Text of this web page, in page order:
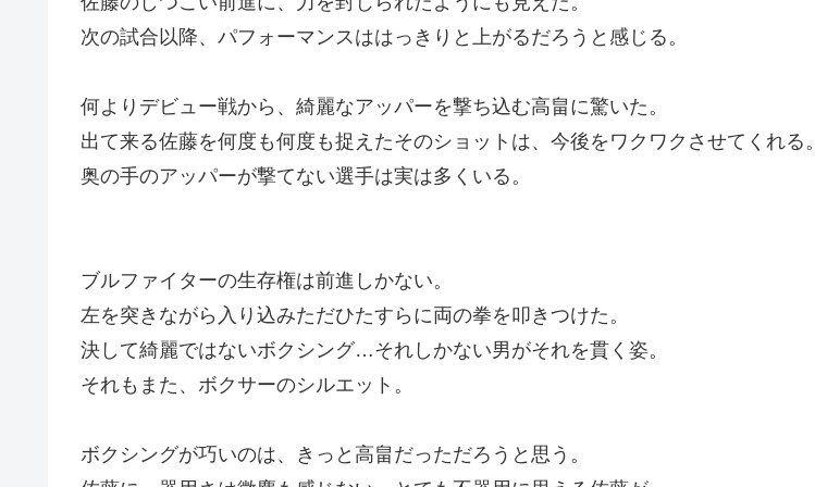
次の試合以降、パフォーマンスははっきりと上がるだろうと感じる。
何よりデビュー戦から、綺麗なアッパーを撃ち込む高畠に驚いた。
出て来る佐藤を何度も何度も捉えたそのショットは、今後をワクワクさせてくれる。
奥の手のアッパーが撃てない選手は実は多くいる。
ブルファイターの生存権は前進しかない。
左を突きながら入り込みただひたすらに両の拳を叩きつけた。
決して綺麗ではないボクシング…それしかない男がそれを貫く姿。
それもまた、ボクサーのシルエット。
ボクシングが巧いのは、きっと高畠だっただろうと思う。